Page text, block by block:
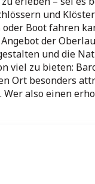
und
oder Boot fahren
der
und die
viel zu bieten:
Ort besonders
also einen